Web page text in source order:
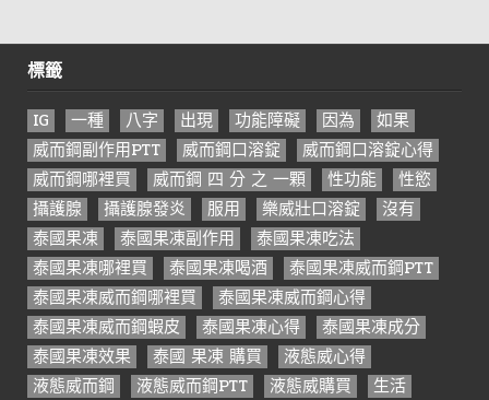
標籤
IG 一種 八字 出現 功能障礙 因為
如果
威而鋼副作用PTT
威而鋼口溶錠
威而鋼口溶錠心得
威而鋼哪裡買
威而鋼 四 分 之 一顆 性功能
性慾
攝護腺
攝護腺發炎 服用 樂威壯口溶錠
沒有
泰國果凍
泰國果凍副作用
泰國果凍吃法
泰國果凍哪裡買
泰國果凍喝酒
泰國果凍威而鋼PTT
泰國果凍威而鋼哪裡買
泰國果凍威而鋼心得
泰國果凍威而鋼蝦皮
泰國果凍心得
泰國果凍成分
泰國果凍效果
泰國 果凍 購買
液態威心得
液態威而鋼
液態威而鋼PTT 液態威購買
生活